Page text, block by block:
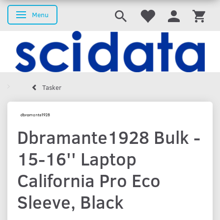
Skifte navigation
Menu
Tasker
Dbramante1928 Bulk -
15-16'' Laptop
California Pro Eco
Sleeve, Black